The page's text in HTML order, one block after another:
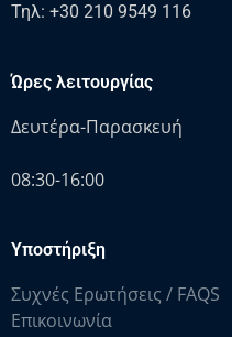
Τηλ: +30 210 9549 116
Ώρες λειτουργίας
Δευτέρα-Παρασκευή
08:30-16:00
Υποστήριξη
Συχνές Ερωτήσεις / FAQS
Επικοινωνία